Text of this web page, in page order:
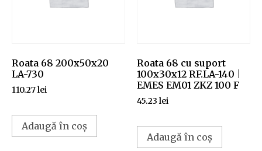
Roata 68 200x50x20
LA-730
110.27lei
Adaugă în coș
Roata 68 cu suport
100x30x12 RF.LA-140 |
EMES EM01 ZKZ 100 F
45.23 lei
Adaugă în coș